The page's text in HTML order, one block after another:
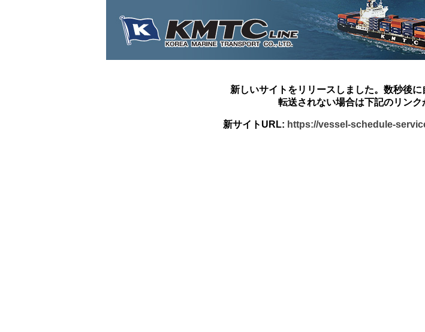
新しいサイトをリリースしました。数秒後に
転送されない場合は下記のリンク
新サイトURL: https://vessel-schedule-